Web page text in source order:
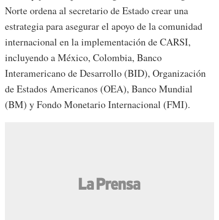
Norte ordena al secretario de Estado crear una
estrategia para asegurar el apoyo de la comunidad
internacional en la implementación de CARSI,
incluyendo a México, Colombia, Banco
Interamericano de Desarrollo (BID), Organización
de Estados Americanos (OEA), Banco Mundial
(BM) y Fondo Monetario Internacional (FMI).